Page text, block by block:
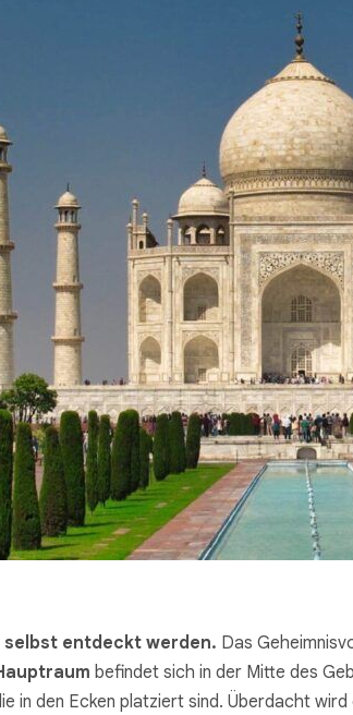
selbst entdeckt werden. Das
befindet sich in der Mitte des
in den Ecken platziert sind. Überdacht